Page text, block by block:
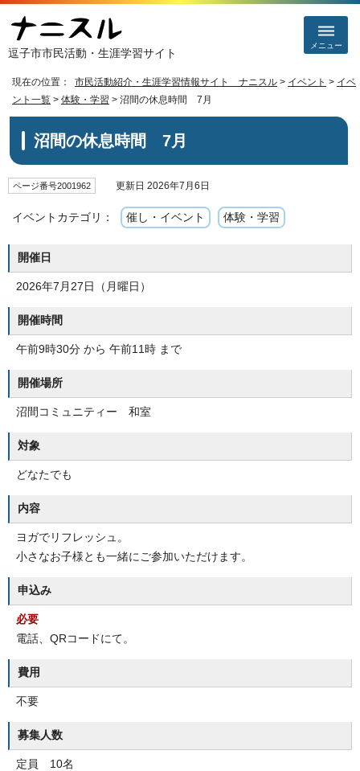
逗子市市民活動・生涯学習サイト
メニュー
現在の位置： 市民活動紹介・生涯学習情報サイト ナニスル > イベント > イベ
ント一覧 > 体験・学習 > 沼間の休息時間 7月
沼間の休息時間 7月
ページ番号2001962 更新日 2026年7月6日
イベントカテゴリ： 催し・イベント 体験・学習
開催日
2026年7月27日（月曜日）
開催時間
午前9時30分 から 午前11時 まで
開催場所
沼間コミュニティー 和室
対象
どなたでも
内容
ヨガでリフレッシュ。
小さなお子様とも一緒にご参加いただけます。
申込み
必要
電話、QRコードにて。
費用
不要
募集人数
定員 10名